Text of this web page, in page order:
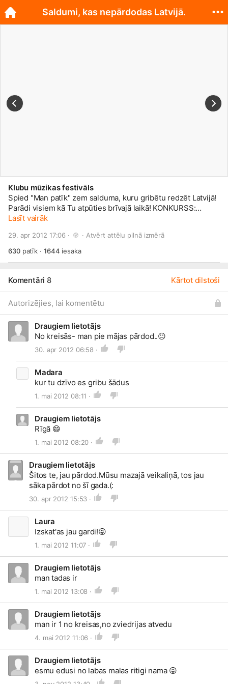
Klubu mūzikas festivāls
Spied "Man patīk" zem salduma, kuru gribētu redzēt Latvijā!
Parādi visiem kā Tu atpūties brīvajā laikā! KONKURSS:
www.draugiem.lv/klubs/api/kon...
- noskaidrosim gada labāko reģiona naktsklubu! SEKO
MUMS:www.draugiem.lv/klubs
Lasīt vairāk
29. apr 2012 17:06 · · Atvērt attēlu pilnā izmērā
630patīk · 1644 iesaka
Komentāri 8 Kārtot dilstoši
Autorizējies, lai komentētu
Draugiem lietotājs
No kreisās- man pie mājas pārdod..😐
30. apr 2012 06:58 ·
Madara
kur tu dzīvo es gribu šādus
1. mai 2012 08:11 ·
Draugiem lietotājs
Rīgā 😄
1. mai 2012 08:20 ·
Draugiem lietotājs
Šitos te, jau pārdod.Mūsu mazajā veikaliņā, tos jau
sāka pārdot no šī gada.(:
30. apr 2012 15:53 ·
Laura
Izskat'as jau gardi!😝
1. mai 2012 11:07 ·
Draugiem lietotājs
man tadas ir
1. mai 2012 13:08 ·
Draugiem lietotājs
man ir 1 no kreisas,no zviedrijas atvedu
4. mai 2012 11:06 ·
Draugiem lietotājs
esmu edusi no labas malas ritigi nama 😝
Saldumi, kas nepārdodas Latvijā.